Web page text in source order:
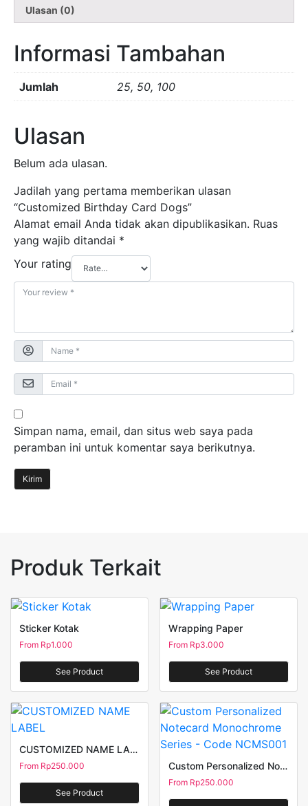
Ulasan (0)
Informasi Tambahan
Jumlah 25, 50, 100
Ulasan
Belum ada ulasan.
Jadilah yang pertama memberikan ulasan
“Customized Birthday Card Dogs”
Alamat email Anda tidak akan dipublikasikan. Ruas
yang wajib ditandai *
Your rating
Simpan nama, email, dan situs web saya pada
peramban ini untuk komentar saya berikutnya.
Produk Terkait
Sticker Kotak
From Rp1.000
See Product
Wrapping Paper
From Rp3.000
See Product
CUSTOMIZED NAME LABEL
From Rp250.000
See Product
Custom Personalized Notecard Monochrome Series – Code NCMS001
From Rp250.000